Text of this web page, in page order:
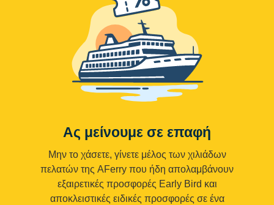
Ας μείνουμε σε επαφή
Μην το χάσετε, γίνετε μέλος των χιλιάδων
πελατών της AFerry που ήδη απολαμβάνουν
εξαιρετικές προσφορές Early Bird και
αποκλειστικές ειδικές προσφορές σε ένα